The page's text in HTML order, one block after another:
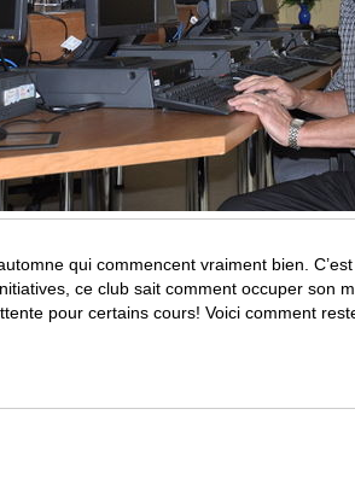
qui commencent vraiment bien.
ce club sait comment occuper son
pour certains cours! Voici comment